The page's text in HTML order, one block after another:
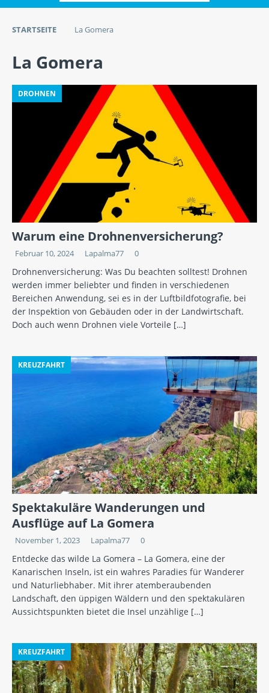
STARTSEITE La Gomera
La Gomera
DROHNEN
Warum eine Drohnenversicherung?
Februar 10, 2024 Lapalma77 0
Drohnenversicherung: Was Du beachten solltest! Drohnen
werden immer beliebter und finden in verschiedenen
Bereichen Anwendung, sei es in der Luftbildfotografie, bei
der Inspektion von Gebäuden oder in der Landwirtschaft.
Doch auch wenn Drohnen viele Vorteile […]
KREUZFAHRT
Spektakuläre Wanderungen und
Ausflüge auf La Gomera
November 1, 2023 Lapalma77 0
Entdecke das wilde La Gomera – La Gomera, eine der
Kanarischen Inseln, ist ein wahres Paradies für Wanderer
und Naturliebhaber. Mit ihrer atemberaubenden
Landschaft, den üppigen Wäldern und den spektakulären
Aussichtspunkten bietet die Insel unzählige […]
KREUZFAHRT